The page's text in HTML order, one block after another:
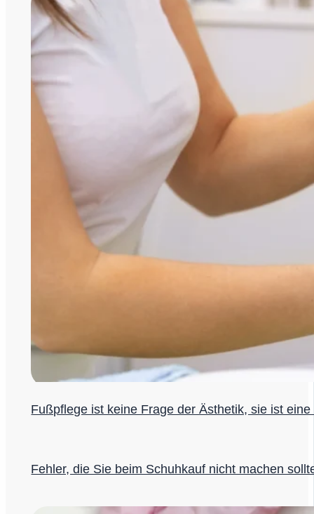
Fußpflege ist keine Frage der Ästhetik, sie ist
Fehler, die Sie beim Schuhkauf nicht machen